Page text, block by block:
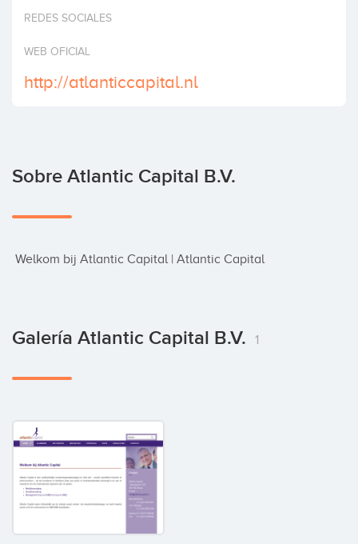
Invertir
REDES SOCIALES
WEB OFICIAL
http://atlanticcapital.nl
Sobre Atlantic Capital B.V.
Welkom bij Atlantic Capital | Atlantic Capital
Galería Atlantic Capital B.V. 1